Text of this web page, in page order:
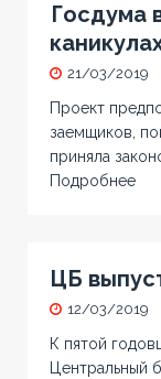
Госдума
21/03/2019
Проект
заемщиков,
приняла
Подробнее
ЦБ
12/03/2019
К пятой
Центральный